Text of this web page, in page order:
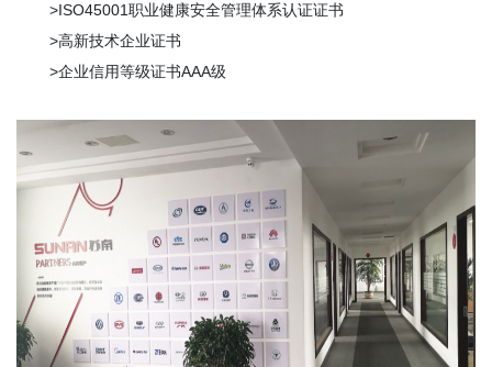
>ISO45001职业健康安全管理体系认证证书
>高新技术企业证书
>企业信用等级证书AAA级